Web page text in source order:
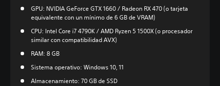
GPU: NVIDIA GeForce GTX 1660 / Radeon RX 470 (o tarjeta
equivalente con un mínimo de 6 GB de VRAM)
CPU: Intel Core i7 4790K / AMD Ryzen 5 1500X (o procesador
similar con compatibilidad AVX)
RAM: 8 GB
Sistema operativo: Windows 10, 11
Almacenamiento: 70 GB de SSD